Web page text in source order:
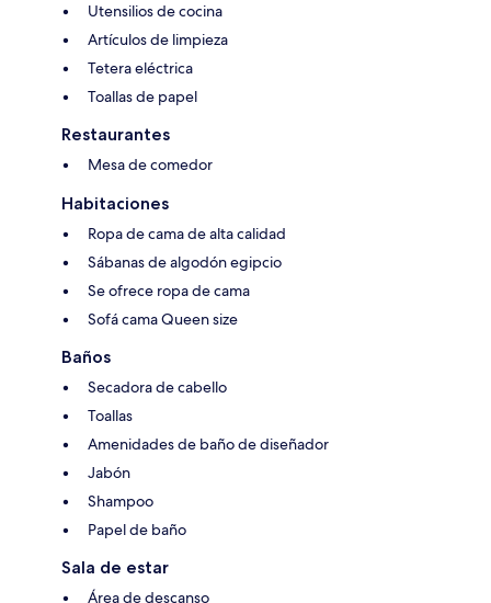
Utensilios de cocina
Artículos de limpieza
Tetera eléctrica
Toallas de papel
Restaurantes
Mesa de comedor
Habitaciones
Ropa de cama de alta calidad
Sábanas de algodón egipcio
Se ofrece ropa de cama
Sofá cama Queen size
Baños
Secadora de cabello
Toallas
Amenidades de baño de diseñador
Jabón
Shampoo
Papel de baño
Sala de estar
Área de descanso